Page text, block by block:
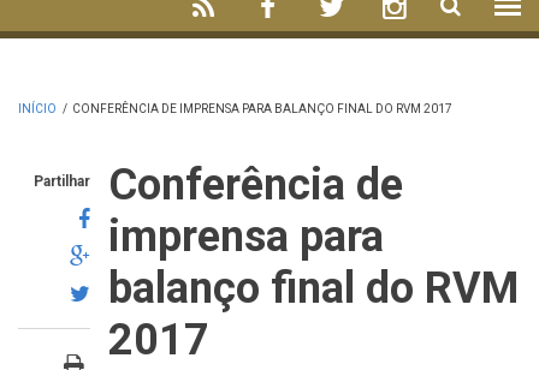
INÍCIO / CONFERÊNCIA DE IMPRENSA PARA BALANÇO FINAL DO RVM 2017
Partilhar
Conferência de
imprensa para
balanço final do RVM
2017